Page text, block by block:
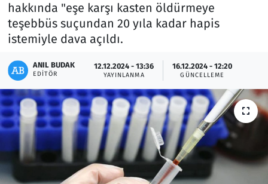
hakkında "eşe karşı kasten öldürmeye
teşebbüs suçundan 20 yıla kadar hapis
istemiyle dava açıldı.
ANIL BUDAK
EDITÖR
12.12.2024 - 13:36
YAYINLANMA
16.12.2024 - 12:20
GÜNCELLEME
Memur ve Kamu
Otomobil
Oyun
Ramazan
Resmi İlanlar
Rüya Tabirleri